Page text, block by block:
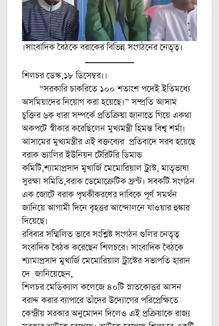
।সাংবাদিক বৈঠকে বরাকের বিভিন্ন সংগঠনের নেতৃত্ব।
শিলচর ডেস্ক,১৮ ডিসেম্বর।।
“সরকারি চাকরিতে ১০০ শতাংশ পদেই ইতিমধ্যে
অসমিয়াদের নিয়োগ করা হয়েছে।” সম্প্রতি আসাম
চুক্তির ৬ক ধারা সম্পর্কে প্রতিক্রিয়া জানাতে গিয়ে একথা
অকপটে স্বীকার করেছিলেন মুখ্যমন্ত্রী হিমন্ত বিশ্ব শর্মা।
আসামের মুখ্যমন্ত্রীর এই বক্তব্যের প্রতিবাদে সরব হয়েছে
বরাক ভ্যালির ইউনিয়ন টেরিটরি ডিমান্ড
কমিটি,শ্যামাপ্রসাদ মুখার্জি মেমোরিয়াল ট্রাস্ট, মাতৃভাষা
সুরক্ষা সমিতি,বরাক ডেমোক্রেটিক ফ্রন্ট। সবকটি সংগঠন
এক জোটে বরাক পৃথকীকরণের দাবিকে পূর্ণ সমর্থন
জানিয়ে আগামী দিনে বৃহত্তর আন্দোলনে যাওয়ার হুঙ্কার
দিয়েছে।
রবিবার সম্মিলিত ভাবে সংশ্লিষ্ট সংগঠন গুলির নেতৃত্ব
সংবাদিক বৈঠক করেছেন শিলচরে। সাংবাদিক বৈঠকে
শ্যামাপ্রসাদ মুখার্জি মেমোরিয়াল ট্রাস্টের সভাপতি হারান
দে জানিয়েছেন,
শিলচর মেডিক্যাল কলেজে ৪০টি স্নাতকোত্তর আসন
বরাদ্দ করার ব্যাপারে তাঁদের উদ্যোগের পরিপ্রেক্ষিতে
কেন্দ্রীয় সরকার অনুমোদন দিলেও এই প্রক্রিয়াকে রাজ্য